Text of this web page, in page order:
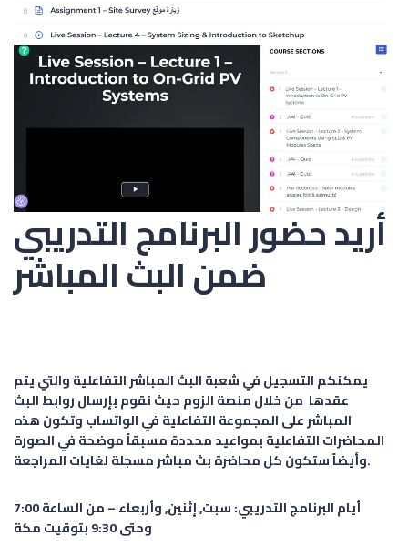
أريد حضور البرنامج التدريبي
ضمن البث المباشر
يمكنكم التسجيل في شعبة البث المباشر التفاعلية والتي يتم
عقدها من خلال منصة الزوم حيث نقوم بإرسال روابط البث
المباشر على المجموعة التفاعلية في الواتساب وتكون هذه
المحاضرات التفاعلية بمواعيد محددة مسبقاً موضحة في الصورة
وأيضاً ستكون كل محاضرة بث مباشر مسجلة لغايات المراجعة.
أيام البرنامج التدريبي:
سبت, إثنين, وأربعاء – من الساعة 7:00
وحتى 9:30 بتوقيت مكة